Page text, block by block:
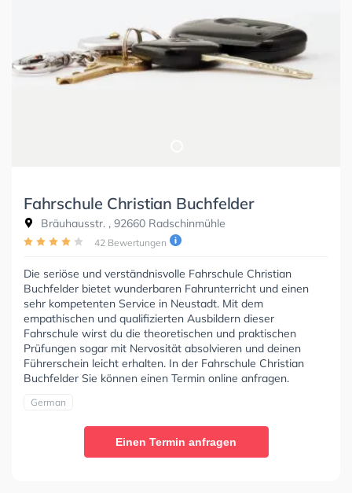
Fahrschule Christian Buchfelder
Bräuhausstr. , 92660 Radschinmühle
42 Bewertungen
Die seriöse und verständnisvolle Fahrschule Christian
Buchfelder bietet wunderbaren Fahrunterricht und einen
sehr kompetenten Service in Neustadt. Mit dem
empathischen und qualifizierten Ausbildern dieser
Fahrschule wirst du die theoretischen und praktischen
Prüfungen sogar mit Nervosität absolvieren und deinen
Führerschein leicht erhalten. In der Fahrschule Christian
Buchfelder Sie können einen Termin online anfragen.
German
Einen Termin anfragen